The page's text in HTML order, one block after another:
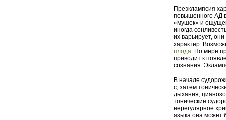
Преэклампсия
повышенного АД
«мушек» и
иногда
их варьирует,
характер.
плода. По мере
приводит к
сознания.
В начале
с, затем
дыхания,
тонические
нерегулярное
языка она может